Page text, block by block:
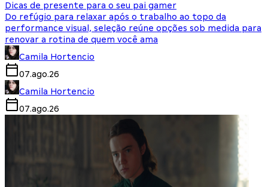
Dicas de presente para o seu pai gamer
Do refúgio para relaxar após o trabalho ao topo da
performance visual, seleção reúne opções sob medida para
renovar a rotina de quem você ama
Camila Hortencio
07.ago.26
Camila Hortencio
07.ago.26